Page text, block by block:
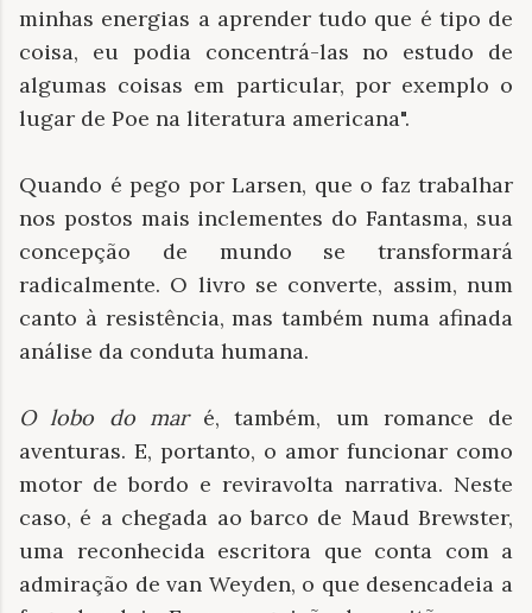
minhas energias a aprender tudo que é tipo de
coisa, eu podia concentrá-las no estudo de
algumas coisas em particular, por exemplo o
lugar de Poe na literatura americana".
Quando é pego por Larsen, que o faz trabalhar
nos postos mais inclementes do Fantasma, sua
concepção de mundo se transformará
radicalmente. O livro se converte, assim, num
canto à resistência, mas também numa afinada
análise da conduta humana.
O lobo do maré, também, um romance de
aventuras. E, portanto, o amor funcionar como
motor de bordo e reviravolta narrativa. Neste
caso, é a chegada ao barco de Maud Brewster,
uma reconhecida escritora que conta com a
admiração de van Weyden, o que desencadeia a